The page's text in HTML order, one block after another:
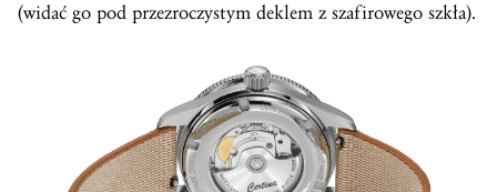
(widać go pod przezroczystym deklem z szafirowego szkła).